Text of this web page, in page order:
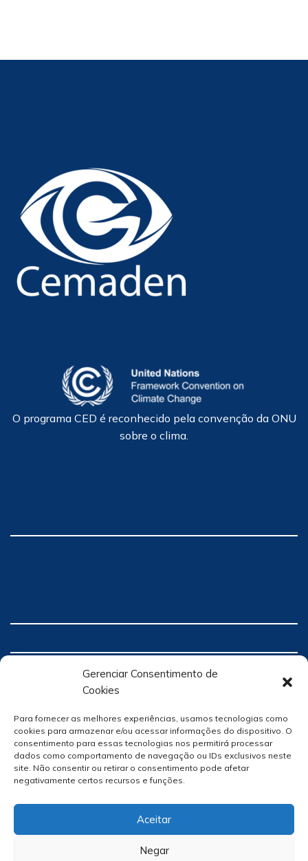
Gerenciar Consentimento de
Cookies
Para fornecer as melhores experiências, usamos tecnologias como
cookies para armazenar e/ou acessar informações do dispositivo. O
consentimento para essas tecnologias nos permitirá processar
dados como comportamento de navegação ou IDs exclusivos neste
site. Não consentir ou retirar o consentimento pode afetar
negativamente certos recursos e funções.
Aceitar
Negar
O programa CED é reconhecido pela convenção da ONU
sobre o clima.